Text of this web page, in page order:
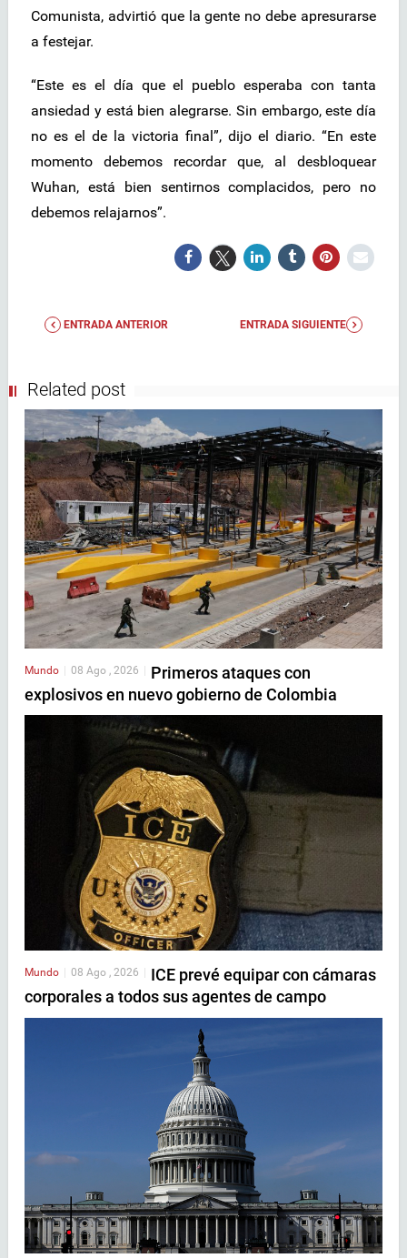
Comunista, advirtió que la gente no debe apresurarse
a festejar.
“Este es el día que el pueblo esperaba con tanta
ansiedad y está bien alegrarse. Sin embargo, este día
no es el de la victoria final”, dijo el diario. “En este
momento debemos recordar que, al desbloquear
Wuhan, está bien sentirnos complacidos, pero no
debemos relajarnos”.
ENTRADA ANTERIOR ENTRADA SIGUIENTE
Related post
Mundo | 08 Ago , 2026 | Primeros ataques con
explosivos en nuevo gobierno de Colombia
Mundo 08 Ago , 2026
ICE prevé equipar con cámaras
corporales a todos sus agentes de campo